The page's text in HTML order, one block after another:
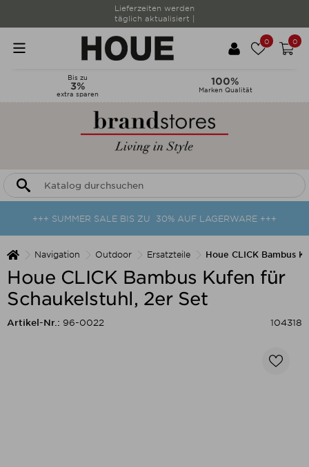
Lieferzeiten werden
täglich aktualisiert |
0 0
Bis zu
3%
extra sparen
100%
Marken Qualität
+++ SUMMER SALE BIS ZU 30% AUF LAGERWARE +++
Navigation Outdoor Ersatzteile Houe CLICK Bambus
Houe CLICK Bambus Kufen für
Schaukelstuhl, 2er Set
Artikel-Nr.: 96-0022 104318